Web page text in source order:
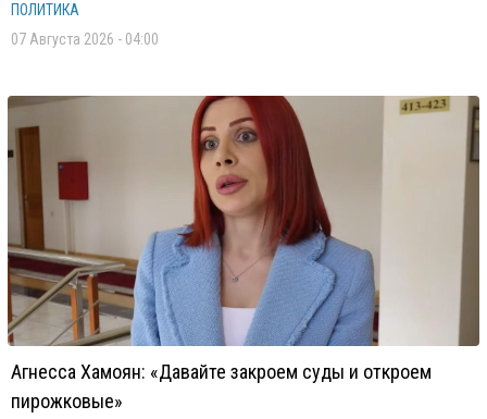
ПОЛИТИКА
07 Августа 2026 - 04:00
Агнесса Хамоян: «Давайте закроем суды и откроем
пирожковые»